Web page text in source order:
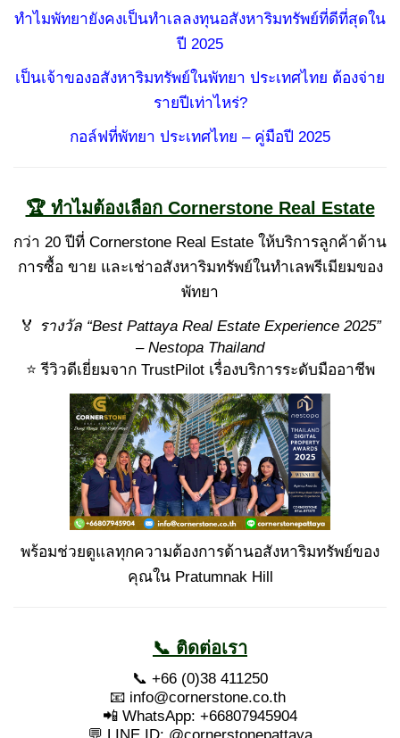
ทำไมพัทยายังคงเป็นทำเลลงทุนอสังหาริมทรัพย์ที่ดีที่สุดใน
ปี 2025
เป็นเจ้าของอสังหาริมทรัพย์ในพัทยา ประเทศไทย ต้องจ่าย
รายปีเท่าไหร่?
กอล์ฟที่พัทยา ประเทศไทย – คู่มือปี 2025
🏆 ทำไมต้องเลือก Cornerstone Real Estate
กว่า 20 ปีที่ Cornerstone Real Estate ให้บริการลูกค้าด้าน
การซื้อ ขาย และเช่าอสังหาริมทรัพย์ในทำเลพรีเมียมของ
พัทยา
🏅 รางวัล “Best Pattaya Real Estate Experience 2025”
– Nestopa Thailand
⭐ รีวิวดีเยี่ยมจาก TrustPilot เรื่องบริการระดับมืออาชีพ
พร้อมช่วยดูแลทุกความต้องการด้านอสังหาริมทรัพย์ของ
คุณใน Pratumnak Hill
📞 ติดต่อเรา
📞 +66 (0)38 411250
📧 info@cornerstone.co.th
📲 WhatsApp: +66807945904
💬 LINE ID: @cornerstonepattaya